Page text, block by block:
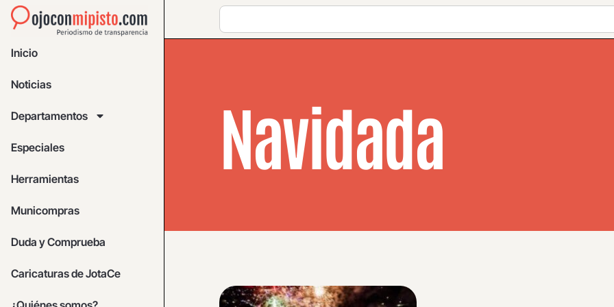
Inicio
Noticias
Departamentos
Especiales
Herramientas
Municompras
Duda y Comprueba
Caricaturas de JotaCe
Navidada